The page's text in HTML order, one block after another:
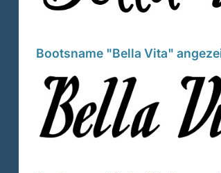
Bootsname "Bella Vita"